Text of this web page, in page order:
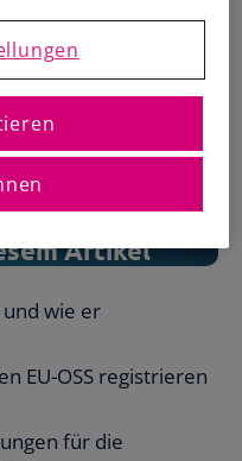
und Leistungen
B2C-Verkauf (also
Kraft.
Artikel
und wie er
EU-OSS registrieren
für die